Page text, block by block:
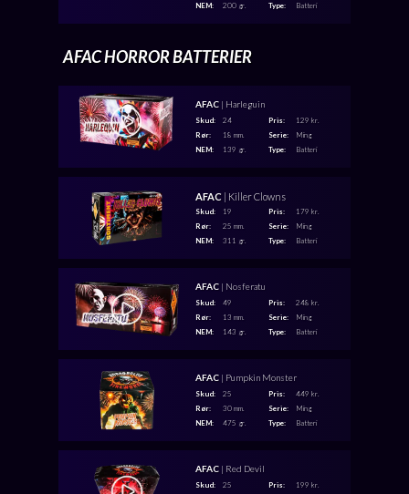
NEM:
Type:
200 gr.
Batteri
AFAC HORROR BATTERIER
AFAC | Harleguin
AFAC | Killer Clowns
AFAC | Nosferatu
AFAC| Pumpkin Monster
AFAC | Red Devil
Skud:
Rør:
NEM:
Pris:
Serie:
Type:
Skud:
Rør:
NEM:
Pris:
Serie:
Type:
Skud:
Rør:
NEM:
Pris:
Serie:
Type:
Skud:
Rør:
NEM:
Pris:
Serie:
Type:
Skud:
Pris:
24
18 mm.
139 gr.
129 kr.
Ming
Batteri
19
25 mm.
311 gr.
179 kr.
Ming
Batteri
49
13 mm.
143 gr.
25
30 mm.
475 gr.
25
248 kr.
Ming
Batteri
449 kr.
Ming
Batteri
199 kr.